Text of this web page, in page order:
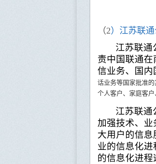
（2）江苏联
江苏联通
责中国联通
信业务、国内
话业务等国家批准的
个人客户、家庭客户
江苏联通
加强技术、
大用户的信
业的信息化
的信息化进